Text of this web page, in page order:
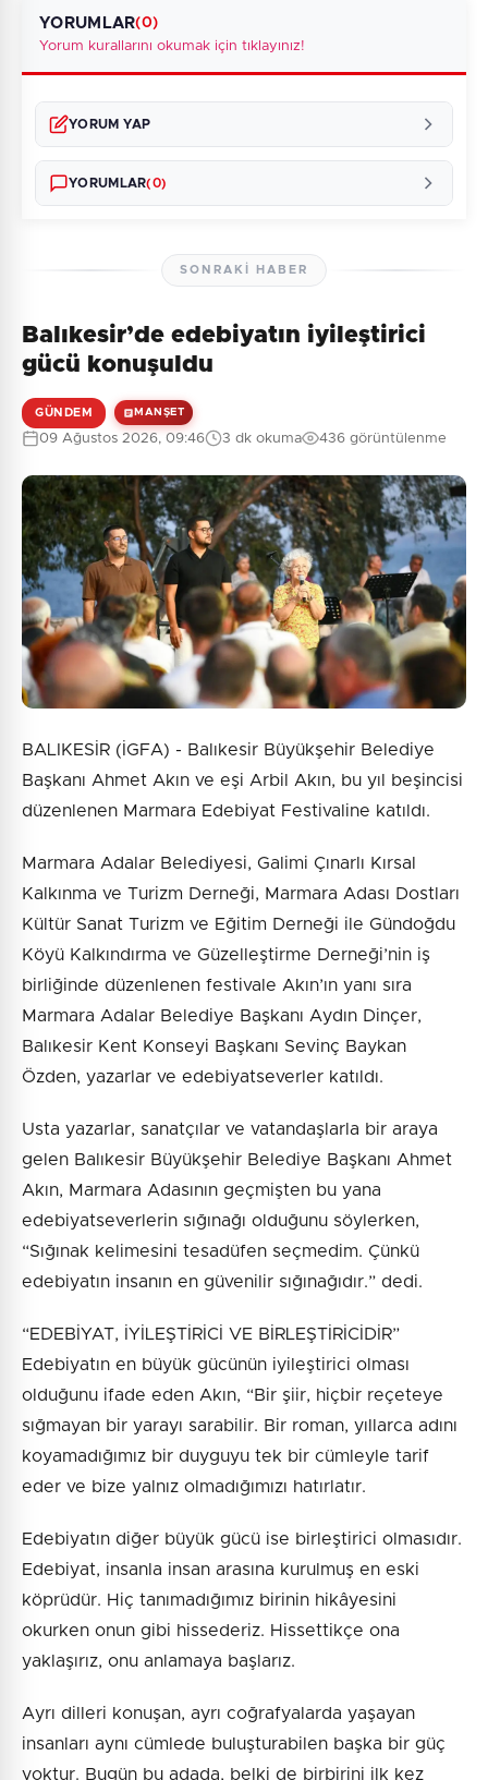
YORUMLAR(0)
Yorum kurallarını okumak için tıklayınız!
YORUM YAP
Güvenlik Sorusu:
10 + 6 = ?
Gönder
YORUMLAR(0)
Henüz yorum yapılmamış. İlk yorumu siz yapın!
SONRAKI HABER
Balıkesir’de edebiyatın iyileştirici
gücü konuşuldu
GÜNDEM MANŞET
09 Ağustos 2026, 09:46 3 dk okuma 436 görüntülenme
BALIKESİR (İGFA) - Balıkesir Büyükşehir Belediye
Başkanı Ahmet Akın ve eşi Arbil Akın, bu yıl beşincisi
düzenlenen Marmara Edebiyat Festivaline katıldı.
Marmara Adalar Belediyesi, Galimi Çınarlı Kırsal
Kalkınma ve Turizm Derneği, Marmara Adası Dostları
Kültür Sanat Turizm ve Eğitim Derneği ile Gündoğdu
Köyü Kalkındırma ve Güzelleştirme Derneği’nin iş
birliğinde düzenlenen festivale Akın’ın yanı sıra
Marmara Adalar Belediye Başkanı Aydın Dinçer,
Balıkesir Kent Konseyi Başkanı Sevinç Baykan
Özden, yazarlar ve edebiyatseverler katıldı.
Usta yazarlar, sanatçılar ve vatandaşlarla bir araya
gelen Balıkesir Büyükşehir Belediye Başkanı Ahmet
Akın, Marmara Adasının geçmişten bu yana
edebiyatseverlerin sığınağı olduğunu söylerken,
“Sığınak kelimesini tesadüfen seçmedim. Çünkü
edebiyatın insanın en güvenilir sığınağıdır.” dedi.
“EDEBİYAT, İYİLEŞTİRİCİ VE BİRLEŞTİRİCİDİR”
Edebiyatın en büyük gücünün iyileştirici olması
olduğunu ifade eden Akın, “Bir şiir, hiçbir reçeteye
sığmayan bir yarayı sarabilir. Bir roman, yıllarca adını
koyamadığımız bir duyguyu tek bir cümleyle tarif
eder ve bize yalnız olmadığımızı hatırlatır.
Edebiyatın diğer büyük gücü ise birleştirici olmasıdır.
Edebiyat, insanla insan arasına kurulmuş en eski
köprüdür. Hiç tanımadığımız birinin hikâyesini
okurken onun gibi hissederiz. Hissettikçe ona
yaklaşırız, onu anlamaya başlarız.
Ayrı dilleri konuşan, ayrı coğrafyalarda yaşayan
insanları aynı cümlede buluşturabilen başka bir güç
yoktur. Bugün bu adada, belki de birbirini ilk kez